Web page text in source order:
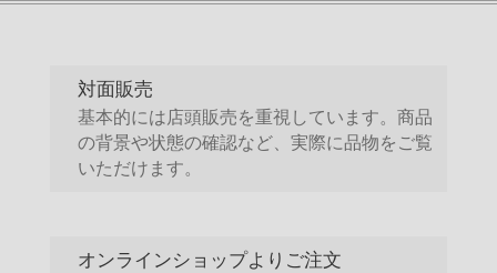
対面販売
基本的には店頭販売を重視しています。商品
の背景や状態の確認など、実際に品物をご覧
いただけます。
オンラインショップよりご注文